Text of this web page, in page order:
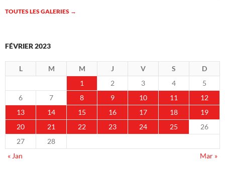
TOUTES LES GALERIES →
FÉVRIER 2023
L M M J V S
D
1
2 3 4
5
6
7 8 9 10 11
12
13
14 15 16 17 18
19
20
21 22 23 24 25
26
27
28
« Jan
Mar »